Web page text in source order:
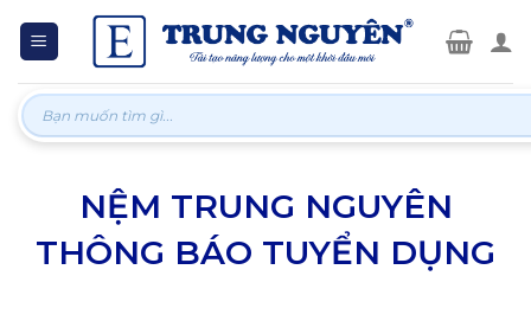
Tìm
kiếm:
NỆM TRUNG NGUYÊN
THÔNG BÁO TUYỂN DỤNG